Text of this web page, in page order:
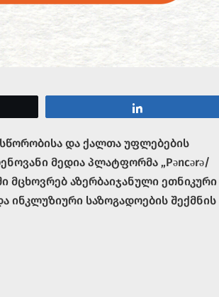
და ქალთა უფლებების
მედია პლატფორმა „Pəncərə/
მცხოვრებ აზერბაიჯანული ეთნიკური
ინკლუზიური საზოგადოების შექმნის